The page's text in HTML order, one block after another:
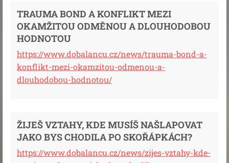
TRAUMA BOND A KONFLIKT MEZI
OKAMŽITOU ODMĚNOU A DLOUHODOBOU
HODNOTOU
https://www.dobalancu.cz/news/trauma-bond-a-
konflikt-mezi-okamzitou-odmenou-a-
dlouhodobou-hodnotou/
ŽIJEŠ VZTAHY, KDE MUSÍŠ NAŠLAPOVAT
JAKO BYS CHODILA PO SKOŘÁPKÁCH?
https://www.dobalancu.cz/news/zijes-vztahy-kde-